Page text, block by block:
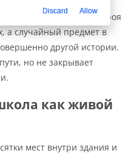
людей, настроение героя
а случайный предмет в
другой истории.
но не закрывает
как живой
мест внутри здания и
Discard Allow